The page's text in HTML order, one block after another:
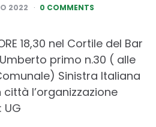
2022 0 COMMENTS
18,30 nel Cortile del Bar
primo n.30 ( alle
Sinistra Italiana
l’organizzazione
UG